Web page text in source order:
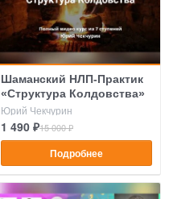
Шаманский НЛП-Практик
«Структура Колдовства»
Юрий Чекчурин
1 490 ₽15 000 ₽
Подробнее